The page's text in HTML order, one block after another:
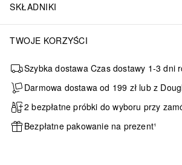
SKŁADNIKI
TWOJE KORZYŚCI
Szybka dostawa Czas dostawy 1-3 dni
Darmowa dostawa od 199 zł lub z
2 bezpłatne próbki do wyboru przy
Bezpłatne pakowanie na prezent¹